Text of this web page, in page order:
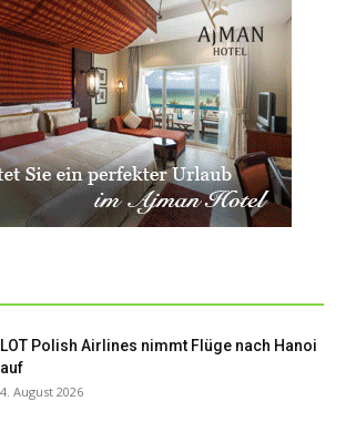
LOT Polish Airlines nimmt Flüge nach Hanoi
auf
4. August 2026